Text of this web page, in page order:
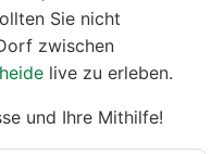
Sie nicht
zwischen
live zu erleben.
und Ihre Mithilfe!